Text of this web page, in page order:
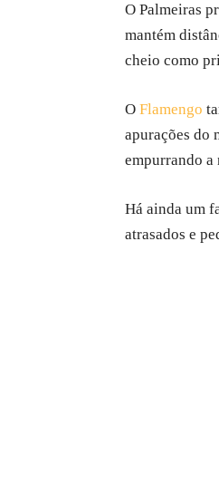
O Palmeiras
mantém
cheio como
O Flamengo
apurações do
empurrando a
Há ainda um
atrasados e